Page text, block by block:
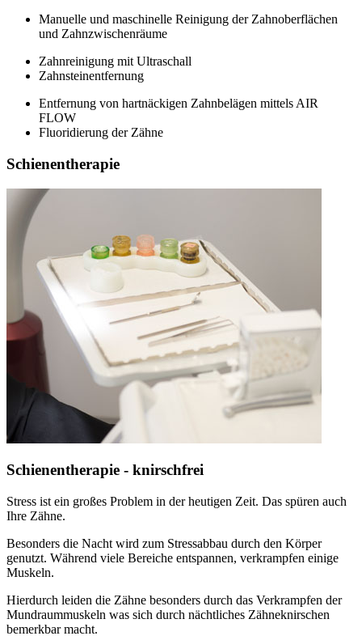
Manuelle und maschinelle Reinigung der Zahnoberflächen
und Zahnzwischenräume
Zahnreinigung mit Ultraschall
Zahnsteinentfernung
Entfernung von hartnäckigen Zahnbelägen mittels AIR
FLOW
Fluoridierung der Zähne
Schienentherapie
Schienentherapie - knirschfrei
Stress ist ein großes Problem in der heutigen Zeit. Das spüren auch
Ihre Zähne.
Besonders die Nacht wird zum Stressabbau durch den Körper
genutzt. Während viele Bereiche entspannen, verkrampfen einige
Muskeln.
Hierdurch leiden die Zähne besonders durch das Verkrampfen der
Mundraummuskeln was sich durch nächtliches Zähneknirschen
bemerkbar macht.